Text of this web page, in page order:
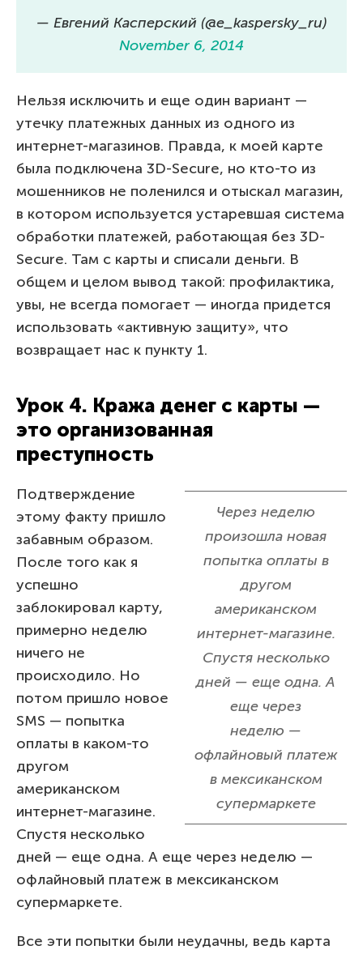
— Евгений Касперский (@e_kaspersky_ru)
November 6, 2014
Нельзя исключить и еще один вариант —
утечку платежных данных из одного из
интернет-магазинов. Правда, к моей карте
была подключена 3D-Secure, но кто-то из
мошенников не поленился и отыскал магазин,
в котором используется устаревшая система
обработки платежей, работающая без 3D-
Secure. Там с карты и списали деньги. В
общем и целом вывод такой: профилактика,
увы, не всегда помогает — иногда придется
использовать «активную защиту», что
возвращает нас к пункту 1.
Урок 4. Кража денег с карты —
это организованная
преступность
Через неделю
произошла новая
попытка оплаты в
другом
американском
интернет-магазине.
Спустя несколько
дней — еще одна. А
еще через
неделю —
офлайновый платеж
в мексиканском
супермаркете
Подтверждение
этому факту пришло
забавным образом.
После того как я
успешно
заблокировал карту,
примерно неделю
ничего не
происходило. Но
потом пришло новое
SMS — попытка
оплаты в каком-то
другом
американском
интернет-магазине.
Спустя несколько
дней — еще одна. А еще через неделю —
офлайновый платеж в мексиканском
супермаркете.
Все эти попытки были неудачны, ведь карта